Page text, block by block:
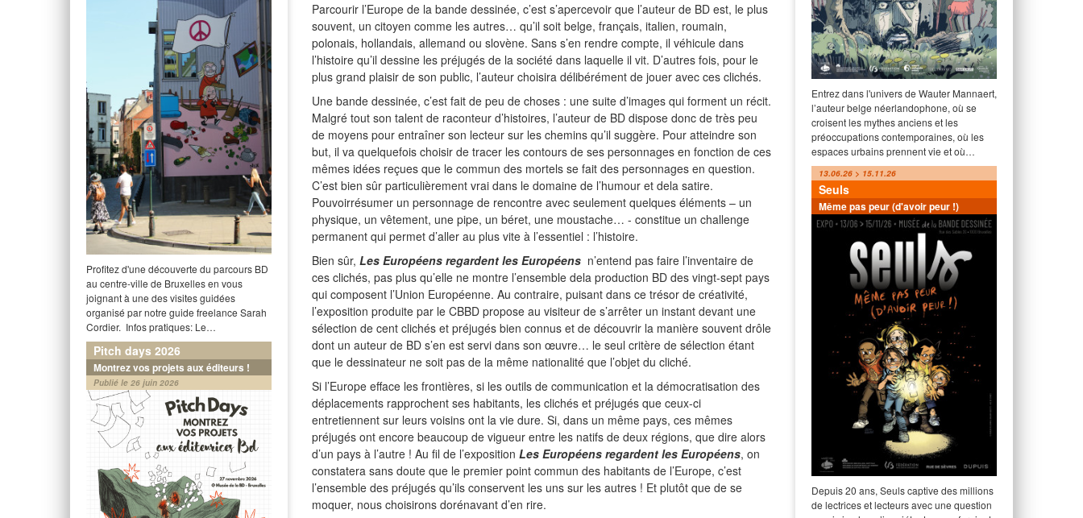
Profitez d'une découverte du parcours BD
au centre-ville de Bruxelles en vous
joignant à une des visites guidées
organisé par notre guide freelance Sarah
Cordier. Infos pratiques: Le…
Pitch days 2026
Montrez vos projets aux éditeurs !
Publié le 26 juin 2026
Parcourir l’Europe de la bande dessinée, c’est s’apercevoir que l’auteur de BD est, le plus
souvent, un citoyen comme les autres… qu’il soit belge, français, italien, roumain,
polonais, hollandais, allemand ou slovène. Sans s’en rendre compte, il véhicule dans
l’histoire qu’il dessine les préjugés de la société dans laquelle il vit. D’autres fois, pour le
plus grand plaisir de son public, l’auteur choisira délibérément de jouer avec ces clichés.
Une bande dessinée, c’est fait de peu de choses : une suite d’images qui forment un récit.
Malgré tout son talent de raconteur d’histoires, l’auteur de BD dispose donc de très peu
de moyens pour entraîner son lecteur sur les chemins qu’il suggère. Pour atteindre son
but, il va quelquefois choisir de tracer les contours de ses personnages en fonction de ces
mêmes idées reçues que le commun des mortels se fait des personnages en question.
C’est bien sûr particulièrement vrai dans le domaine de l’humour et dela satire.
Pouvoirrésumer un personnage de rencontre avec seulement quelques éléments – un
physique, un vêtement, une pipe, un béret, une moustache… - constitue un challenge
permanent qui permet d’aller au plus vite à l’essentiel : l’histoire.
Bien sûr, Les Européens regardent les Européens n’entend pas faire l’inventaire de
ces clichés, pas plus qu’elle ne montre l’ensemble dela production BD des vingt-sept pays
qui composent l’Union Européenne. Au contraire, puisant dans ce trésor de créativité,
l’exposition produite par le CBBD propose au visiteur de s’arrêter un instant devant une
sélection de cent clichés et préjugés bien connus et de découvrir la manière souvent drôle
dont un auteur de BD s’en est servi dans son œuvre… le seul critère de sélection étant
que le dessinateur ne soit pas de la même nationalité que l’objet du cliché.
Si l’Europe efface les frontières, si les outils de communication et la démocratisation des
déplacements rapprochent ses habitants, les clichés et préjugés que ceux-ci
entretiennent sur leurs voisins ont la vie dure. Si, dans un même pays, ces mêmes
préjugés ont encore beaucoup de vigueur entre les natifs de deux régions, que dire alors
d’un pays à l’autre ! Au fil de l’exposition Les Européens regardent les Européens, on
constatera sans doute que le premier point commun des habitants de l’Europe, c’est
l’ensemble des préjugés qu’ils conservent les uns sur les autres ! Et plutôt que de se
moquer, nous choisirons dorénavant d’en rire.
Entrez dans l'univers de Wauter Mannaert,
l’auteur belge néerlandophone, où se
croisent les mythes anciens et les
préoccupations contemporaines, où les
espaces urbains prennent vie et où…
13.06.26 > 15.11.26
Seuls
Même pas peur (d'avoir peur !)
Depuis 20 ans, Seuls captive des millions
de lectrices et lecteurs avec une question